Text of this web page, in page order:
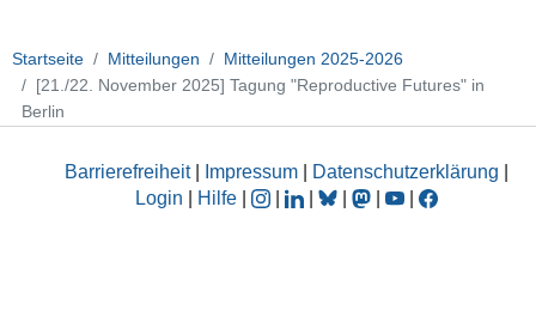
Startseite Mitteilungen
Mitteilungen 2025-2026
[21./22. November 2025] Tagung "Reproductive Futures" in
Berlin
Barrierefreiheit| Impressum Datenschutzerklärung
Login
Hilfe